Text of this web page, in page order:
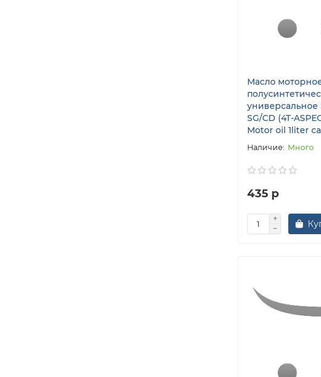
Масло
универсальное
SG/CD (4T-
Motor oil 1liter
Много
435 р